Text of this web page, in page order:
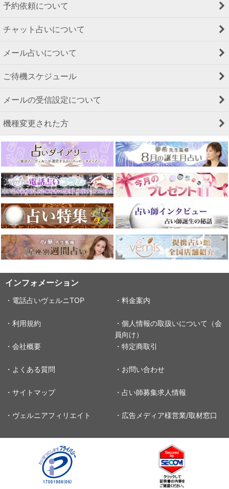
予約依頼について
チャット占いについて
メール占いについて
ご待機スケジュール
メールの受信設定について
機種変更された方
インフォメーション
・電話占いヴェルニTOP ・料金案内
・利用規約
・個人情報の取扱いについて（会
員向け）
・会社概要
・特定商取引
・よくある質問 ・お問い合わせ
・サイトマップ ・占い師募集求人情報
・ヴェルニアフィリエイト ・広告メディア様営業/取材窓口